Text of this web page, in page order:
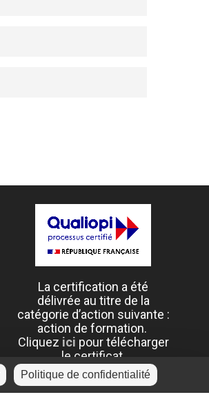
La certification a été
délivrée au titre de la
catégorie d’action suivante :
action de formation.
Cliquez ici pour télécharger
le certificat.
Politique de confidentialité